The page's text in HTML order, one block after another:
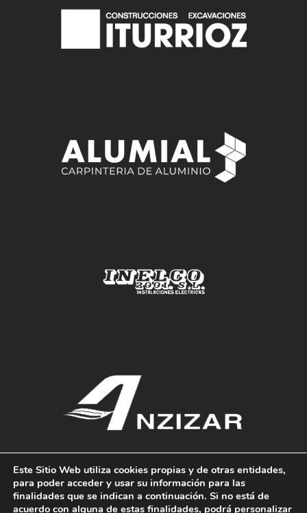
Este Sitio Web utiliza cookies propias y de otras entidades,
para poder acceder y usar su información para las
finalidades que se indican a continuación. Si no está de
acuerdo con alguna de estas finalidades, podrá personalizar